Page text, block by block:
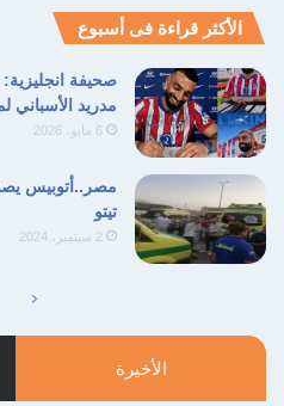
الأكثر قراءة فى أسبوع
صحيفة انجليزية:
مدريد الأسباني
6 مايو، 2026
مصر..أتوبيس
تيتو
2 سبتمبر، 2024
التالية
الأخيرة